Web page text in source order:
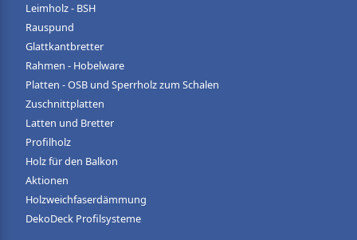
Leimholz - BSH
Rauspund
Glattkantbretter
Rahmen - Hobelware
Platten - OSB und Sperrholz zum Schalen
Zuschnittplatten
Latten und Bretter
Profilholz
Holz für den Balkon
Aktionen
Holzweichfaserdämmung
DekoDeck Profilsysteme